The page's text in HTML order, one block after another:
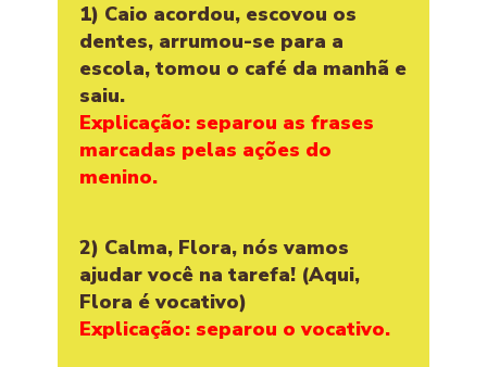
1) Caio acordou, escovou os
dentes, arrumou-se para a
escola, tomou o café da manhã e
saiu.
Explicação: separou as frases
marcadas pelas ações do
menino.
2) Calma, Flora, nós vamos
ajudar você na tarefa! (Aqui,
Flora é vocativo)
Explicação: separou o vocativo.